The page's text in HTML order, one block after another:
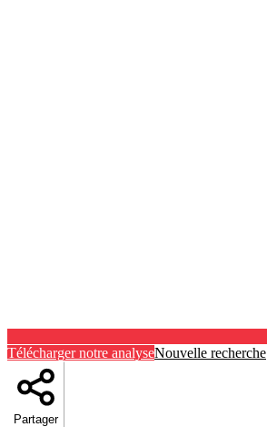
Télécharger notre analyseNouvelle recherche
Partager